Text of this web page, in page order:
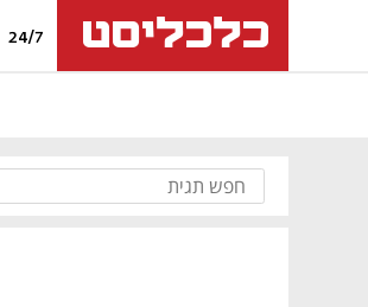
24/7